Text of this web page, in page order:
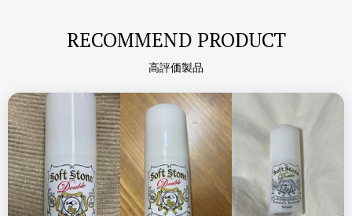
一度に二回まで）、以前より気にならなくなりました。
照射する部位によって、出力部分のアタッチメントを変えるこ
かり当てることができます。
美肌効果があることが謳われていますが、正直そちらは微妙で
す。効果を感じる方もいるのかもしれませんが、私はそこまで
感じませんでした。でも、私は脱毛が目的で購入したので、脱
毛効果には満足です。
RECOMMEND PRODUCT
高評価製品